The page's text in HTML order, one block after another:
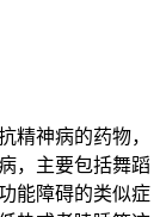
精神病的药物，
，主要包括舞蹈
能障碍的类似症